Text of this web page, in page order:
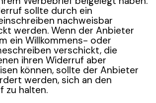
sollte durch ein
nachweisbar
werden. Wenn der Anbieter
ein Willkommens- oder
verschickt, die
ihren Widerruf aber
können, sollte der Anbieter
werden, sich an den
zu halten.